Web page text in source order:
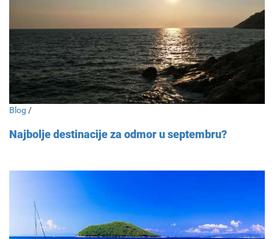
Blog /
Najbolje destinacije za odmor u septembru?